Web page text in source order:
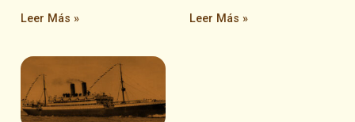
Leer Más » Leer Más »